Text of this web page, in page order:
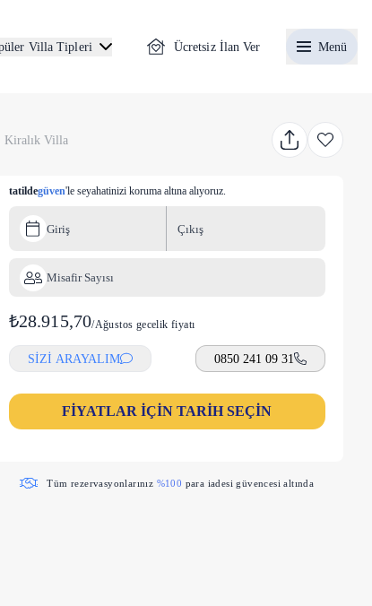
Villa Tipleri Ücretsiz İlan Ver Menü
Kiralık Villa
tatildegüven'le seyahatinizi koruma altına alıyoruz.
Giriş Çıkış
Misafir Sayısı
₺28.915,70/Ağustos gecelik fiyatı
SİZİ ARAYALIM 0850 241 09 31
FİYATLAR İÇİN TARİH SEÇİN
Tüm rezervasyonlarınız %100 para iadesi güvencesi altında